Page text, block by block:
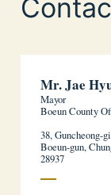
Mr. Jae
Mayor
Boeun County
38, Guncheong-
Boeun-gun,
28937